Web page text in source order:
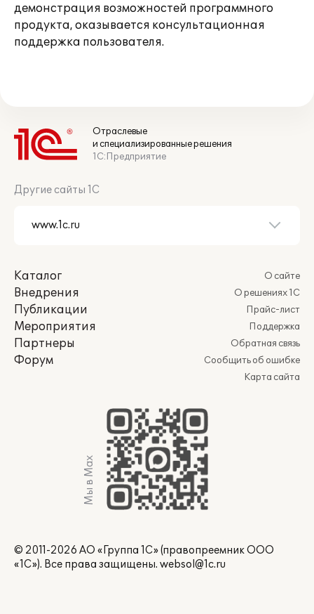
демонстрация возможностей программного
продукта, оказывается консультационная
поддержка пользователя.
Отраслевые
и специализированные решения
1С:Предприятие
Другие сайты 1С
Каталог
Внедрения
Публикации
Мероприятия
Партнеры
Форум
О сайте
О решениях 1С
Прайс-лист
Поддержка
Обратная связь
Сообщить об ошибке
Карта сайта
Мы в Max
© 2011-2026 АО «Группа 1С» (правопреемник ООО
«1С»). Все права защищены. websol@1c.ru